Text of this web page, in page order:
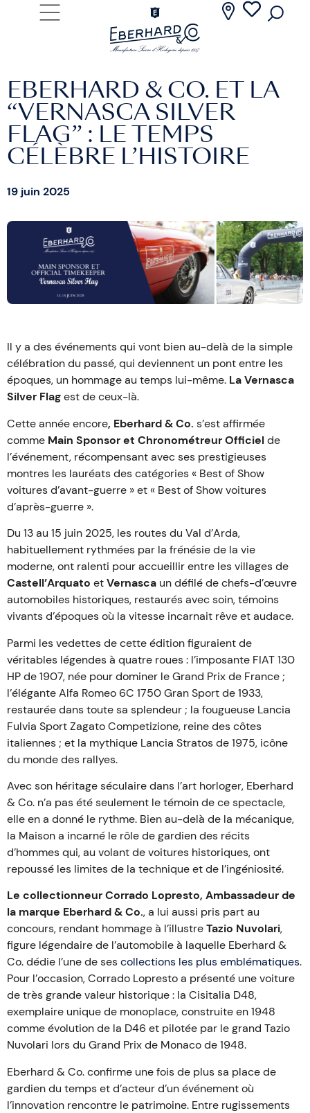
EBERHARD & CO. ET LA
“VERNASCA SILVER
FLAG” : LE TEMPS
CÉLÈBRE L’HISTOIRE
19 juin 2025
Il y a des événements qui vont bien au-delà de la simple
célébration du passé, qui deviennent un pont entre les
époques, un hommage au temps lui-même. La Vernasca
Silver Flagest de ceux-là.
Cette année encore, Eberhard & Co. s’est affirmée
comme Main Sponsor et Chronométreur Officiel de
l’événement, récompensant avec ses prestigieuses
montres les lauréats des catégories « Best of Show
voitures d’avant-guerre » et « Best of Show voitures
d’après-guerre ».
Du 13 au 15 juin 2025, les routes du Val d’Arda,
habituellement rythmées par la frénésie de la vie
moderne, ont ralenti pour accueillir entre les villages de
Castell’Arquato etVernasca un défilé de chefs-d’œuvre
automobiles historiques, restaurés avec soin, témoins
vivants d’époques où la vitesse incarnait rêve et audace.
Parmi les vedettes de cette édition figuraient de
véritables légendes à quatre roues : l’imposante FIAT 130
HP de 1907, née pour dominer le Grand Prix de France ;
l’élégante Alfa Romeo 6C 1750 Gran Sport de 1933,
restaurée dans toute sa splendeur ; la fougueuse Lancia
Fulvia Sport Zagato Competizione, reine des côtes
italiennes ; et la mythique Lancia Stratos de 1975, icône
du monde des rallyes.
Avec son héritage séculaire dans l’art horloger, Eberhard
& Co. n’a pas été seulement le témoin de ce spectacle,
elle en a donné le rythme. Bien au-delà de la mécanique,
la Maison a incarné le rôle de gardien des récits
d’hommes qui, au volant de voitures historiques, ont
repoussé les limites de la technique et de l’ingéniosité.
Le collectionneur Corrado Lopresto, Ambassadeur de
la marque Eberhard & Co., a lui aussi pris part au
concours, rendant hommage à l’illustreTazio Nuvolari,
figure légendaire de l’automobile à laquelle Eberhard &
Co. dédie l’une de sescollections les plus emblématiques.
Pour l’occasion, Corrado Lopresto a présenté une voiture
de très grande valeur historique : la Cisitalia D48,
exemplaire unique de monoplace, construite en 1948
comme évolution de la D46 et pilotée par le grand Tazio
Nuvolari lors du Grand Prix de Monaco de 1948.
Eberhard & Co. confirme une fois de plus sa place de
gardien du temps et d’acteur d’un événement où
l’innovation rencontre le patrimoine. Entre rugissements